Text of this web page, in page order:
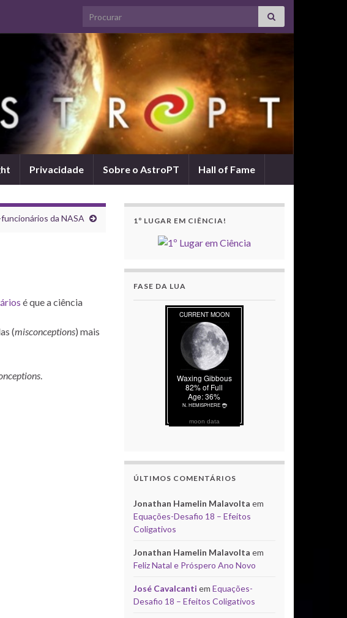
Search for:
Privacidade Sobre o AstroPT Hall of Fame
da NASA
é que a ciência
(misconceptions) mais
.
1º LUGAR EM CIÊNCIA!
FASE DA LUA
moon data
ÚLTIMOS COMENTÁRIOS
Jonathan Hamelin Malavolta em
Equações-Desafio 18 – Efeitos
Coligativos
Jonathan Hamelin Malavolta em
Feliz Natal e Próspero Ano Novo
José Cavalcanti em Equações-
Desafio 18 – Efeitos Coligativos